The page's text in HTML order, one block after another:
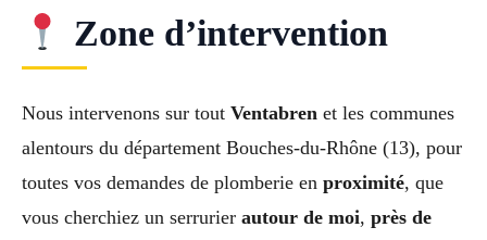
Zone d’intervention
Nous intervenons sur tout Ventabren et les communes
alentours du département Bouches-du-Rhône (13), pour
toutes vos demandes de plomberie en proximité, que
vous cherchiez un serrurier autour de moi, près de